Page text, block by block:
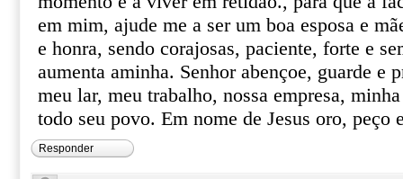
em mim, ajude me a ser um boa esposa e
e honra, sendo corajosas, paciente, forte e
aumenta aminha. Senhor abençoe, guarde e
meu lar, meu trabalho, nossa empresa,
todo seu povo. Em nome de Jesus oro, peço
Responder